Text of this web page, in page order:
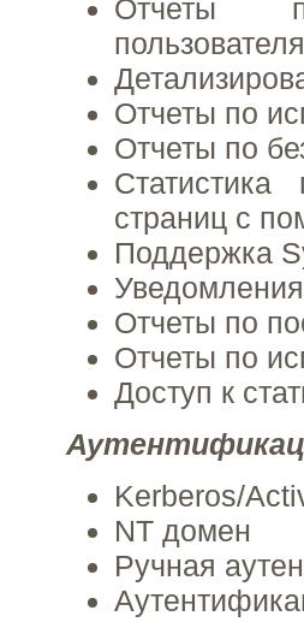
Отчеты
Отчеты по
Отчеты по
страниц с
Поддержка
Отчеты по
Отчеты по
Доступ к
Kerberos/
NT домен
Ручная